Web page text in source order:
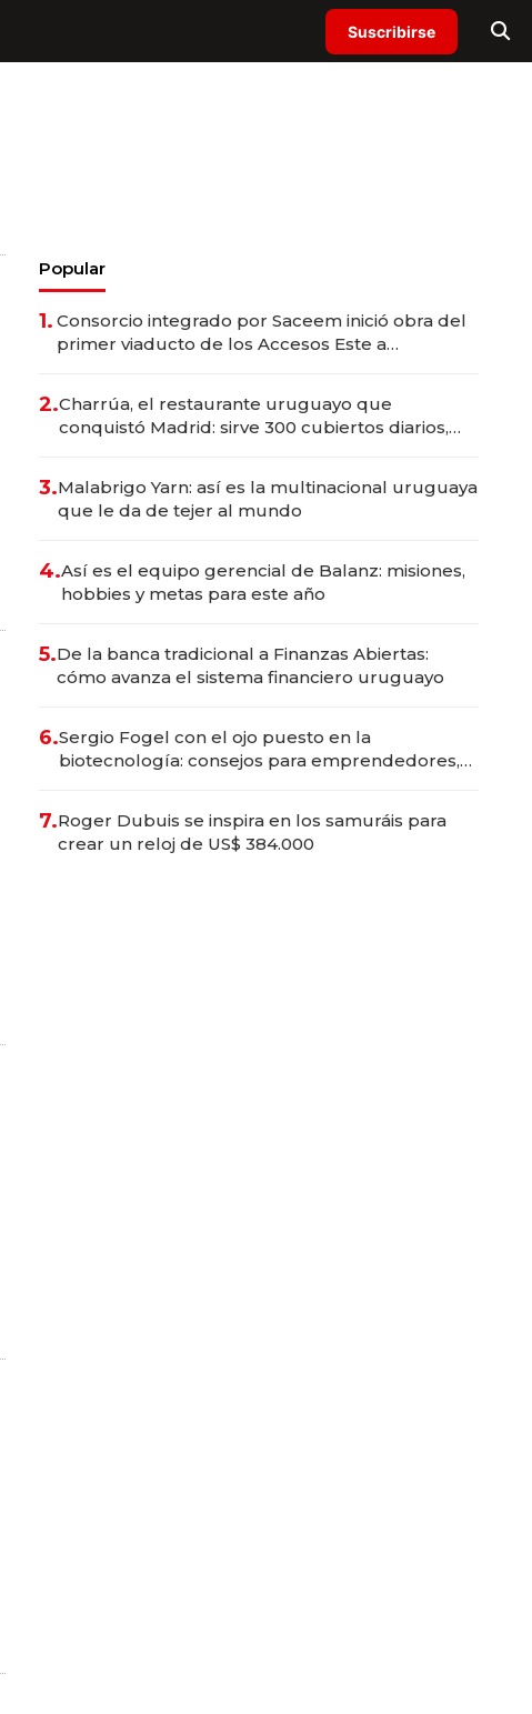
Suscribirse
Popular
1. Consorcio integrado por Saceem inició obra del
primer viaducto de los Accesos Este a
2.Charrúa, el restaurante uruguayo que
conquistó Madrid: sirve 300 cubiertos diarios,
3.Malabrigo Yarn: así es la multinacional uruguaya
que le da de tejer al mundo
4.Así es el equipo gerencial de Balanz: misiones,
hobbies y metas para este año
5.De la banca tradicional a Finanzas Abiertas:
cómo avanza el sistema financiero uruguayo
6.Sergio Fogel con el ojo puesto en la
biotecnología: consejos para emprendedores,
7.Roger Dubuis se inspira en los samuráis para
crear un reloj de US$ 384.000